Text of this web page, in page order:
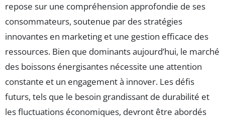
repose sur une compréhension approfondie de ses
consommateurs, soutenue par des stratégies
innovantes en marketing et une gestion efficace des
ressources. Bien que dominants aujourd’hui, le marché
des boissons énergisantes nécessite une attention
constante et un engagement à innover. Les défis
futurs, tels que le besoin grandissant de durabilité et
les fluctuations économiques, devront être abordés